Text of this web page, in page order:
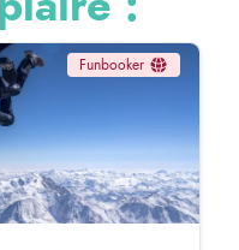
Funbooker